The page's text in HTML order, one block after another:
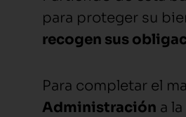
para proteger su
recogen sus
Para completar el
Administración a